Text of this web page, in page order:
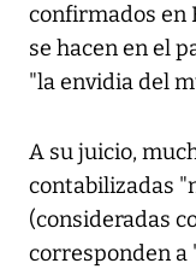
confirmados en
se hacen en el
"la envidia del
A su juicio,
contabilizadas
(consideradas
corresponden a